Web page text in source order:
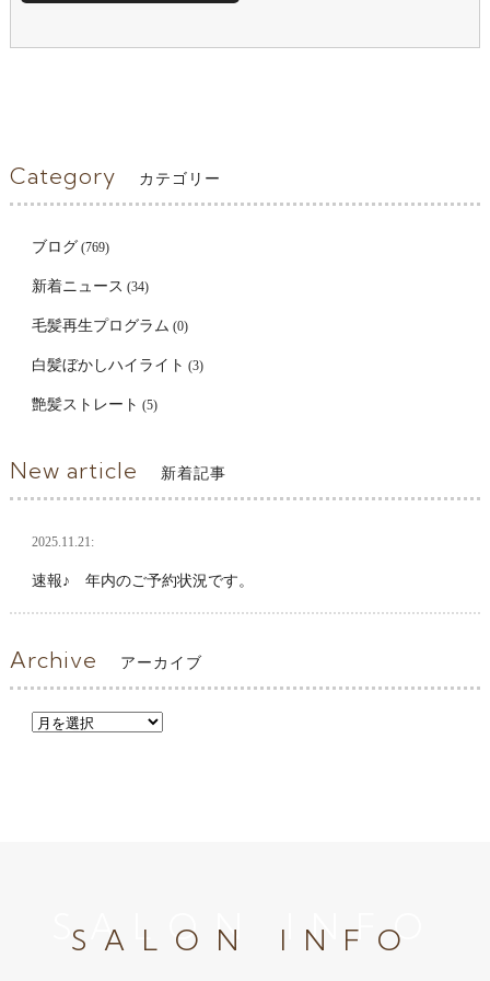
Category カテゴリー
ブログ (769)
新着ニュース (34)
毛髪再生プログラム (0)
白髪ぼかしハイライト (3)
艶髪ストレート (5)
New article 新着記事
2025.11.21:
速報♪ 年内のご予約状況です。
Archive アーカイブ
SALON INFO
SALON INFO